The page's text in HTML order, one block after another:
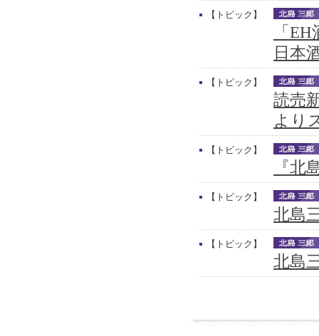
【トピック】
「
日本
【トピック】
読売
より
【トピック】
『北
【トピック】
北島
【トピック】
北島